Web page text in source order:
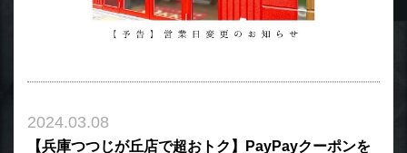
2024.03.08
【兵庫つつじが丘店で超おトク】PayPayクーポンを